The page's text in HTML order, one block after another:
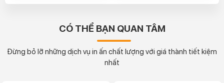
CÓ THỂ BẠN QUAN TÂM
Đừng bỏ lỡ những dịch vụ in ấn chất lượng với giá thành tiết kiệm
nhất